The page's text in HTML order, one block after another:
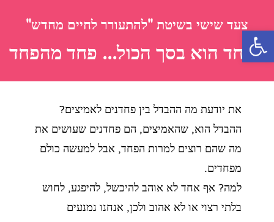
פתח סרגל נגישות צעד שישי בשיטת "להתעורר לחיים מחדש"
הפחד הוא בסך הכול... פחד מהפחד
את יודעת מה ההבדל בין פחדנים לאמיצים?
ההבדל הוא, שהאמיצים, הם פחדנים שעושים את
מה שהם רוצים למרות הפחד, אבל למעשה כולם
מפחדים.
למה? אף אחד לא אוהב להיכשל, להיפגע, לחוש
בלתי רצוי או לא אהוב ולכן, אנחנו נמנעים